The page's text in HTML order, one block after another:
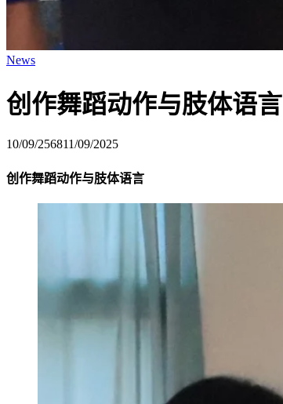
News
创作舞蹈动作与肢体语言
10/09/256811/09/2025
创作舞蹈动作与肢体语言